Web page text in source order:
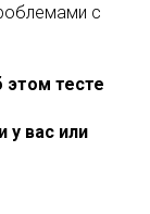
с
этом тесте
у вас или